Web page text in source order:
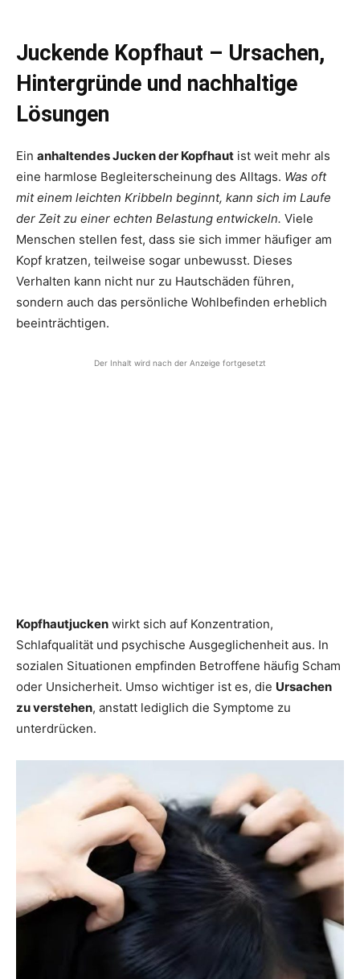
Juckende Kopfhaut – Ursachen,
Hintergründe und nachhaltige
Lösungen
Ein anhaltendes Jucken der Kopfhaut ist weit mehr als
eine harmlose Begleiterscheinung des Alltags. Was oft
mit einem leichten Kribbeln beginnt, kann sich im Laufe
der Zeit zu einer echten Belastung entwickeln. Viele
Menschen stellen fest, dass sie sich immer häufiger am
Kopf kratzen, teilweise sogar unbewusst. Dieses
Verhalten kann nicht nur zu Hautschäden führen,
sondern auch das persönliche Wohlbefinden erheblich
beeinträchtigen.
Der Inhalt wird nach der Anzeige fortgesetzt
Kopfhautjucken wirkt sich auf Konzentration,
Schlafqualität und psychische Ausgeglichenheit aus. In
sozialen Situationen empfinden Betroffene häufig Scham
oder Unsicherheit. Umso wichtiger ist es, die Ursachen
zu verstehen, anstatt lediglich die Symptome zu
unterdrücken.